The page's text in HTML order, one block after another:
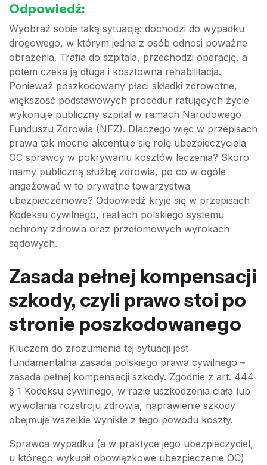
Odpowiedź:
Wyobraź sobie taką sytuację: dochodzi do wypadku
drogowego, w którym jedna z osób odnosi poważne
obrażenia. Trafia do szpitala, przechodzi operację, a
potem czeka ją długa i kosztowna rehabilitacja.
Ponieważ poszkodowany płaci składki zdrowotne,
większość podstawowych procedur ratujących życie
wykonuje publiczny szpital w ramach Narodowego
Funduszu Zdrowia (NFZ). Dlaczego więc w przepisach
prawa tak mocno akcentuje się rolę ubezpieczyciela
OC sprawcy w pokrywaniu kosztów leczenia? Skoro
mamy publiczną służbę zdrowia, po co w ogóle
angażować w to prywatne towarzystwa
ubezpieczeniowe? Odpowiedź kryje się w przepisach
Kodeksu cywilnego, realiach polskiego systemu
ochrony zdrowia oraz przełomowych wyrokach
sądowych.
Zasada pełnej kompensacji
szkody, czyli prawo stoi po
stronie poszkodowanego
Kluczem do zrozumienia tej sytuacji jest
fundamentalna zasada polskiego prawa cywilnego –
zasada pełnej kompensacji szkody. Zgodnie z art. 444
§ 1 Kodeksu cywilnego, w razie uszkodzenia ciała lub
wywołania rozstroju zdrowia, naprawienie szkody
obejmuje wszelkie wynikłe z tego powodu koszty.
Sprawca wypadku (a w praktyce jego ubezpieczyciel,
u którego wykupił obowiązkowe ubezpieczenie OC)